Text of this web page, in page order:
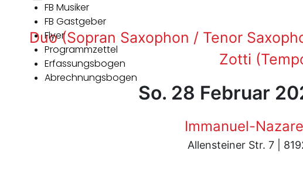
FB Musiker
FB Gastgeber
Flyer
Programmzettel
Erfassungsbogen
Abrechnungsbogen
Duo (Sopran Saxophon / Tenor
Zotti
So. 28 Februar
Immanuel-
Allensteiner Str. 7 |